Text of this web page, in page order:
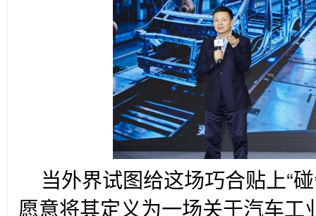
当外界试图给这场巧合贴上“
愿意将其定义为一场关于汽车